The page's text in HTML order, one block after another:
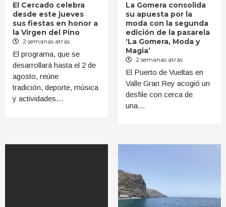
El Cercado celebra
desde este jueves
sus fiestas en honor a
la Virgen del Pino
2 semanas atrás
El programa, que se
desarrollará hasta el 2 de
agosto, reúne
tradición, deporte, música
y actividades…
La Gomera consolida
su apuesta por la
moda con la segunda
edición de la pasarela
‘La Gomera, Moda y
Magia’
2 semanas atrás
El Puerto de Vueltas en
Valle Gran Rey acogió un
desfile con cerca de
una…